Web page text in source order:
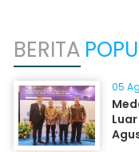
BERITA
05